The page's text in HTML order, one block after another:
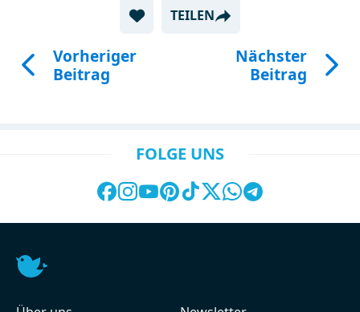
TEILEN
Vorheriger
Beitrag
Nächster
Beitrag
FOLGE UNS